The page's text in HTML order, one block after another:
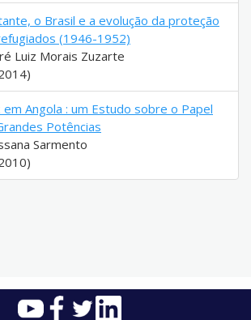
o Brasil e a evolução da proteção
(1946-1952)
Luiz Morais Zuzarte
Angola : um Estudo sobre o Papel
Potências
Sarmento